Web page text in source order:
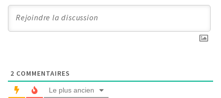
2 COMMENTAIRES
Le plus ancien